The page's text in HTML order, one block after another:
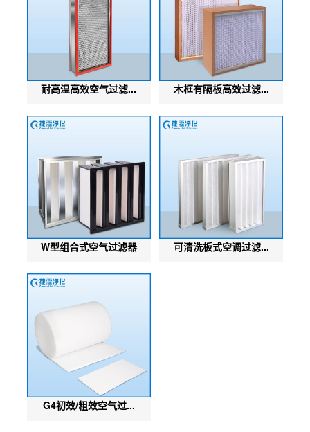
耐高温高效空气过滤... 木框有隔板高效过滤...
W型组合式空气过滤器 可清洗板式空调过滤...
G4初效/粗效空气过...